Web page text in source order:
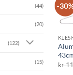
(44)
(20)
(122)
(15)
-
kr